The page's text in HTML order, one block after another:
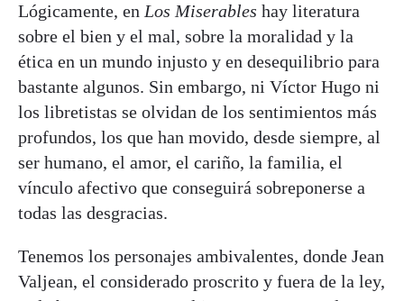
Lógicamente, en Los Miserables hay literatura
sobre el bien y el mal, sobre la moralidad y la
ética en un mundo injusto y en desequilibrio para
bastante algunos. Sin embargo, ni Víctor Hugo ni
los libretistas se olvidan de los sentimientos más
profundos, los que han movido, desde siempre, al
ser humano, el amor, el cariño, la familia, el
vínculo afectivo que conseguirá sobreponerse a
todas las desgracias.
Tenemos los personajes ambivalentes, donde Jean
Valjean, el considerado proscrito y fuera de la ley,